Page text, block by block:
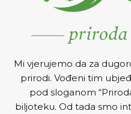
Mi vjerujemo da za
prirodi. Vođeni tim
pod sloganom
biljoteku. Od tada smo